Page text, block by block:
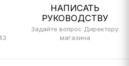
НАПИСАТЬ
РУКОВОДСТВУ
Задайте вопрос Директору
магазина